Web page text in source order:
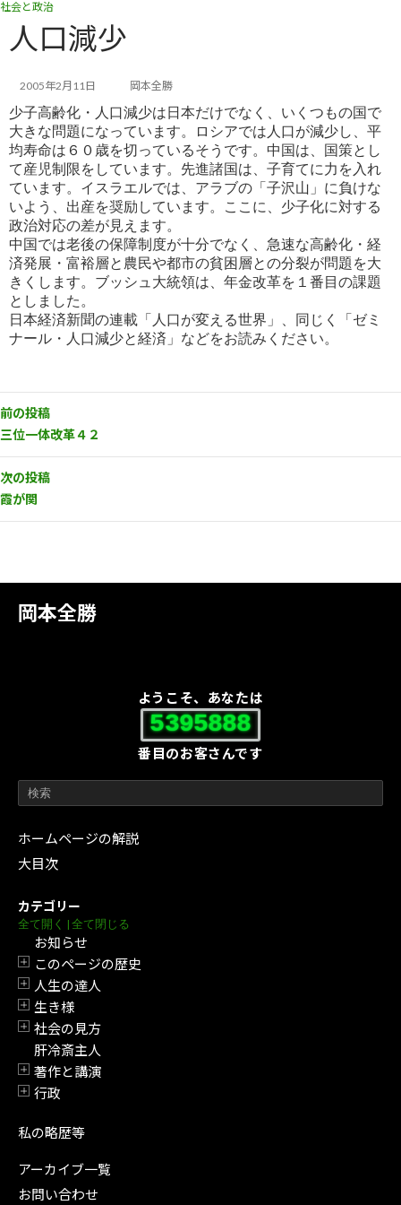
コ
ス
キ
ッ
プ
ナ
ン
に
移
動
岡本全勝
ようこそ、あなたは
5395888
番目のお客さんです
ホームページの解説
大目次
カテゴリー
全て開く | 全て閉じる
お知らせ
開閉
このページの歴史
開閉
人生の達人
開閉
生き様
開閉
社会の見方
肝冷斎主人
開閉
著作と講演
開閉
行政
私の略歴等
アーカイブ一覧
お問い合わせ
社会と政治
人口減少
2005年2月11日 岡本全勝
少子高齢化・人口減少は日本だけでなく、いくつもの国で
大きな問題になっています。ロシアでは人口が減少し、平
均寿命は６０歳を切っているそうです。中国は、国策とし
て産児制限をしています。先進諸国は、子育てに力を入れ
ていま す。イスラエルでは、アラブの「子沢山」に負けな
いよう、出産を奨励しています。ここに、少子化に対する
政治対応の差が見えます。
中国では老後の保障制度が十分でなく、急速な高齢化・経
済発展・富裕層と農民や都市の貧困層との分裂が問題を大
きくします。ブッシュ大統領は、年金改革を１番目の課題
としました。
日本経済新聞の連載「人口が変える世界」、同じく「ゼミ
ナール・人口減少と経済」などをお読みください。
前の投稿
三位一体改革４２
次の投稿
霞が関